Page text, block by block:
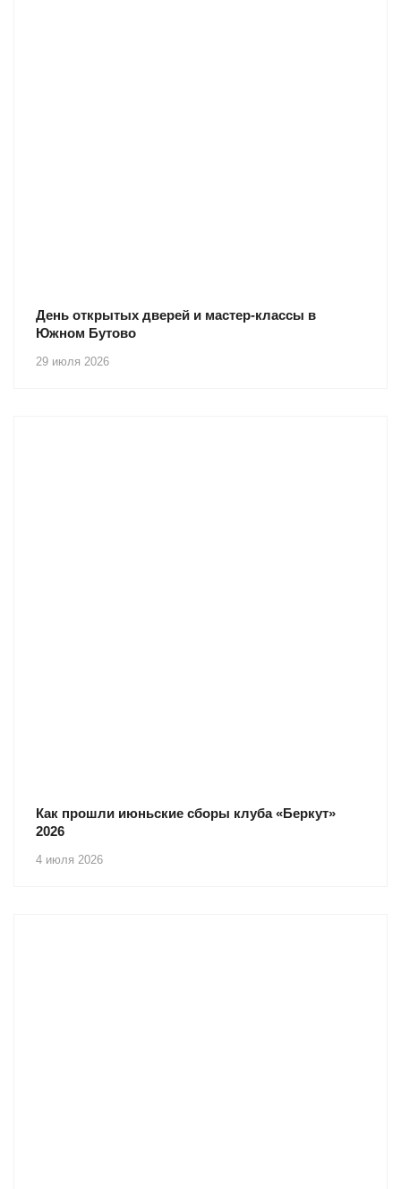
29 июля 2026
День открытых дверей и мастер-классы в
Южном Бутово
4 июля 2026
Как прошли июньские сборы клуба «Беркут»
2026